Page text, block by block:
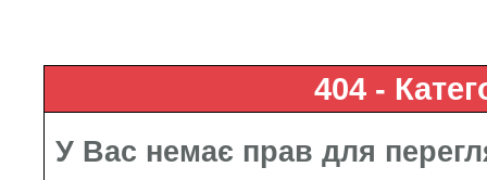
404 -
У Вас немає прав для